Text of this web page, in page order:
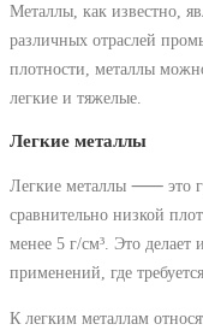
Металлы, как известно,
различных отраслей
плотности, металлы
легкие и тяжелые.
Легкие металлы
Легкие металлы ⸺ это
сравнительно низкой
менее 5 г/см³. Это
применений, где
К легким металлам